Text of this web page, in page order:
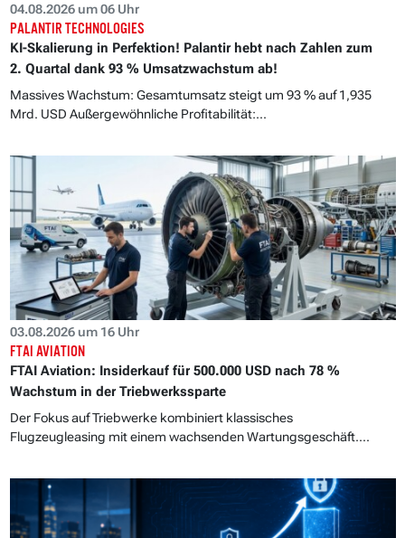
04.08.2026 um 06 Uhr
PALANTIR TECHNOLOGIES
KI-Skalierung in Perfektion! Palantir hebt nach Zahlen zum
2. Quartal dank 93 % Umsatzwachstum ab!
Massives Wachstum: Gesamtumsatz steigt um 93 % auf 1,935
Mrd. USD Außergewöhnliche Profitabilität:...
03.08.2026 um 16 Uhr
FTAI AVIATION
FTAI Aviation: Insiderkauf für 500.000 USD nach 78 %
Wachstum in der Triebwerkssparte
Der Fokus auf Triebwerke kombiniert klassisches
Flugzeugleasing mit einem wachsenden Wartungsgeschäft....